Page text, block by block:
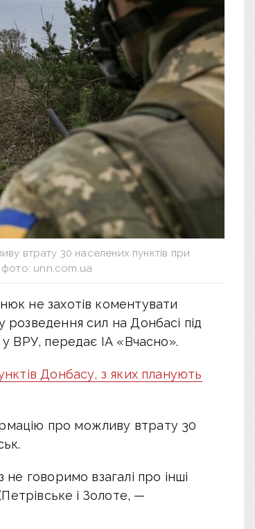
втрату 30 населених пунктів при
unn.com.ua
не захотів коментувати
сил на Донбасі під
ВРУ, передає ІА «Вчасно».
Донбасу, з яких планують
про можливу втрату 30
говоримо взагалі про інші
і Золоте, —